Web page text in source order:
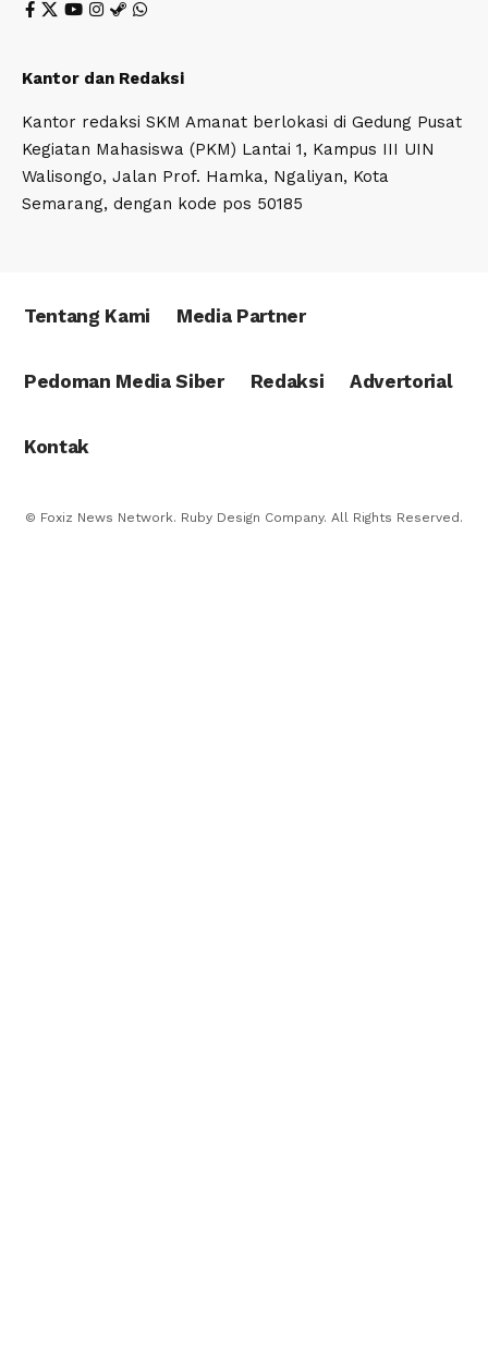
Kantor dan Redaksi
Kantor redaksi SKM Amanat berlokasi di Gedung Pusat
Kegiatan Mahasiswa (PKM) Lantai 1, Kampus III UIN
Walisongo, Jalan Prof. Hamka, Ngaliyan, Kota
Semarang, dengan kode pos 50185
Tentang Kami Media Partner
Pedoman Media Siber Redaksi Advertorial
Kontak
© Foxiz News Network. Ruby Design Company. All Rights Reserved.